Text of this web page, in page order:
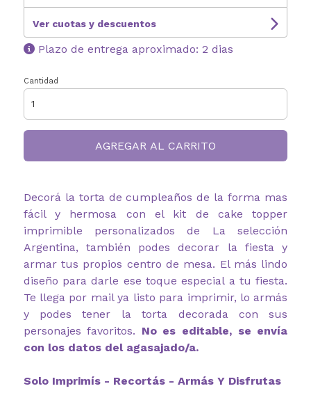
Ver cuotas y descuentos
Plazo de entrega aproximado: 2 dias
Cantidad
AGREGAR AL CARRITO
Decorá la torta de cumpleaños de la forma mas
fácil y hermosa con el kit de cake topper
imprimible personalizados de La selección
Argentina, también podes decorar la fiesta y
armar tus propios centro de mesa. El más lindo
diseño para darle ese toque especial a tu fiesta.
Te llega por mail ya listo para imprimir, lo armás
y podes tener la torta decorada con sus
personajes favoritos. No es editable, se envía
con los datos del agasajado/a.
Solo Imprimís - Recortás - Armás Y Disfrutas